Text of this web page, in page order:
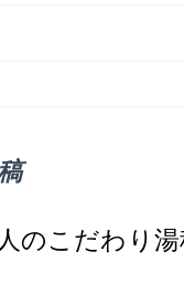
のこだわり湯